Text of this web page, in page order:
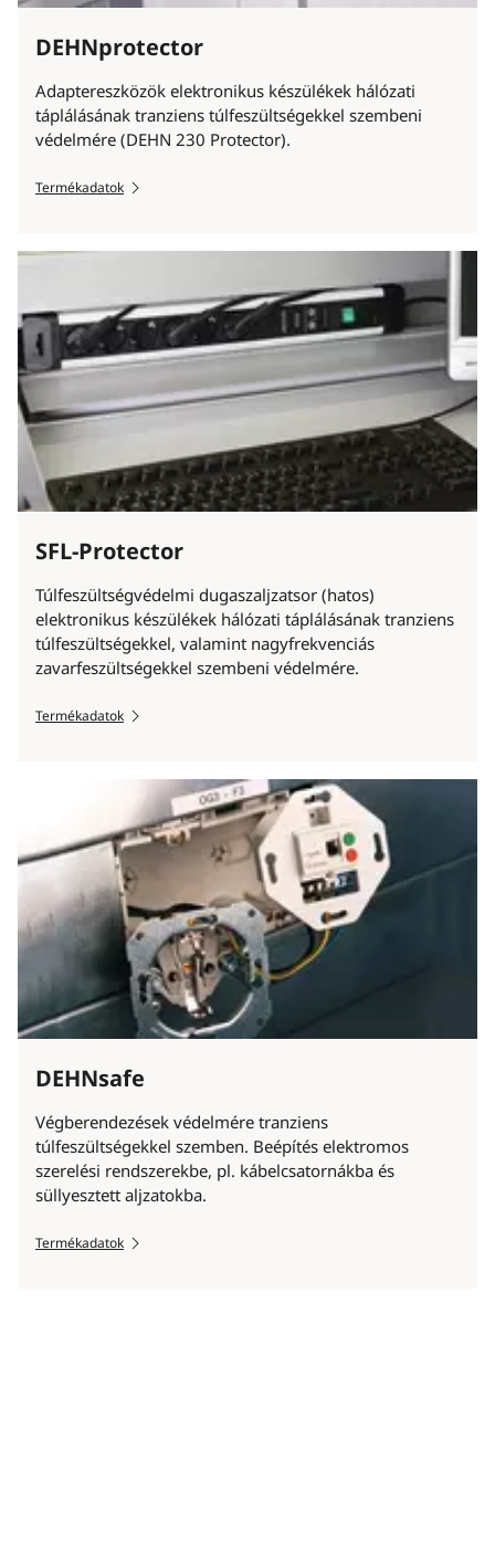
DEHNprotector
Adaptereszközök elektronikus készülékek hálózati
táplálásának tranziens túlfeszültségekkel szembeni
védelmére (DEHN 230 Protector).
Termékadatok
SFL-Protector
Túlfeszültségvédelmi dugaszaljzatsor (hatos)
elektronikus készülékek hálózati táplálásának tranziens
túlfeszültségekkel, valamint nagyfrekvenciás
zavarfeszültségekkel szembeni védelmére.
Termékadatok
DEHNsafe
Végberendezések védelmére tranziens
túlfeszültségekkel szemben. Beépítés elektromos
szerelési rendszerekbe, pl. kábelcsatornákba és
süllyesztett aljzatokba.
Termékadatok